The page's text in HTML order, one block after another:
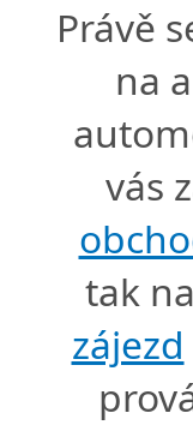
Právě
na
vás
tak
zájezd